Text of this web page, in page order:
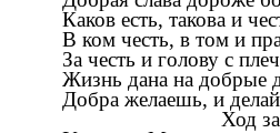
Каков есть, такова и
В ком честь, в том и
За честь и голову с
Жизнь дана на добрые
Добра желаешь, и
Ход